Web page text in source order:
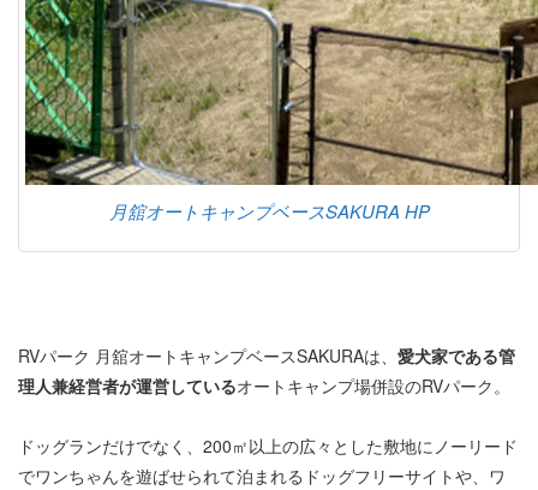
月舘オートキャンプベースSAKURA HP
RVパーク 月舘オートキャンプベースSAKURAは、 愛犬家である管
理人兼経営者が運営しているオートキャンプ場併設のRVパーク。
ドッグランだけでなく、200㎡以上の広々とした敷地にノーリード
でワンちゃんを遊ばせられて泊まれるドッグフリーサイトや、ワ